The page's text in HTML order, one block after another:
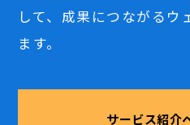
して、成果につながるウ
ます。
サービス紹介